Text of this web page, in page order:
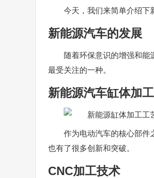
今天，我们来简单介绍下
新能源汽车的发展
随着环保意识的增强和
最受关注的一种。
新能源汽车缸体加
作为电动汽车的核心部件
也有了很多创新和突破。
CNC加工技术